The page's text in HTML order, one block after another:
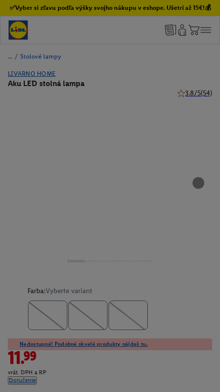
✅Vyber si zľavu podľa výšky svojho nákupu v eshope. Ušetri až 15€!💰
/ Stolové lampy
LIVARNO HOME
Aku LED stolná lampa
3.8/5(54)
Farba:Vyberte variant
Nedostupné! Podobné skvelé produkty nájdeš tu.
11.99
vrát. DPH a RP
Doručenie